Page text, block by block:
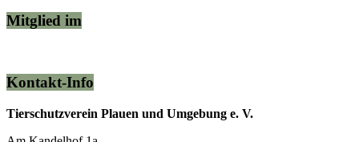
Mitglied im
Kontakt-Info
Tierschutzverein Plauen und Umgebung e. V.